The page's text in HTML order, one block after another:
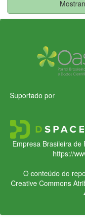
Suportado por
Empresa Brasileira de
https://
O conteúdo do
Creative Commons